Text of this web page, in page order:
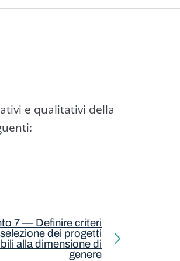
e qualitativi della
7 — Definire criteri
dei progetti
alla dimensione di
genere